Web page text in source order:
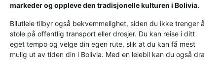
markeder og oppleve den tradisjonelle kulturen i Bolivia.
Bilutleie tilbyr også bekvemmelighet, siden du ikke trenger å
stole på offentlig transport eller drosjer. Du kan reise i ditt
eget tempo og velge din egen rute, slik at du kan få mest
mulig ut av tiden din i Bolivia. Med en leiebil kan du også dra